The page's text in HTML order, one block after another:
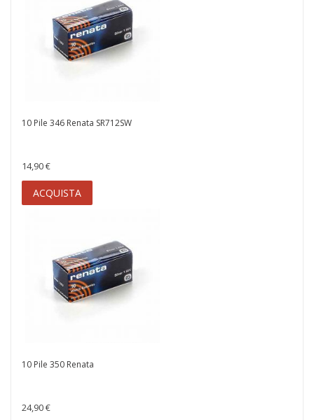
10 Pile 346 Renata SR712SW
14,90 €
ACQUISTA
10 Pile 350 Renata
24,90 €